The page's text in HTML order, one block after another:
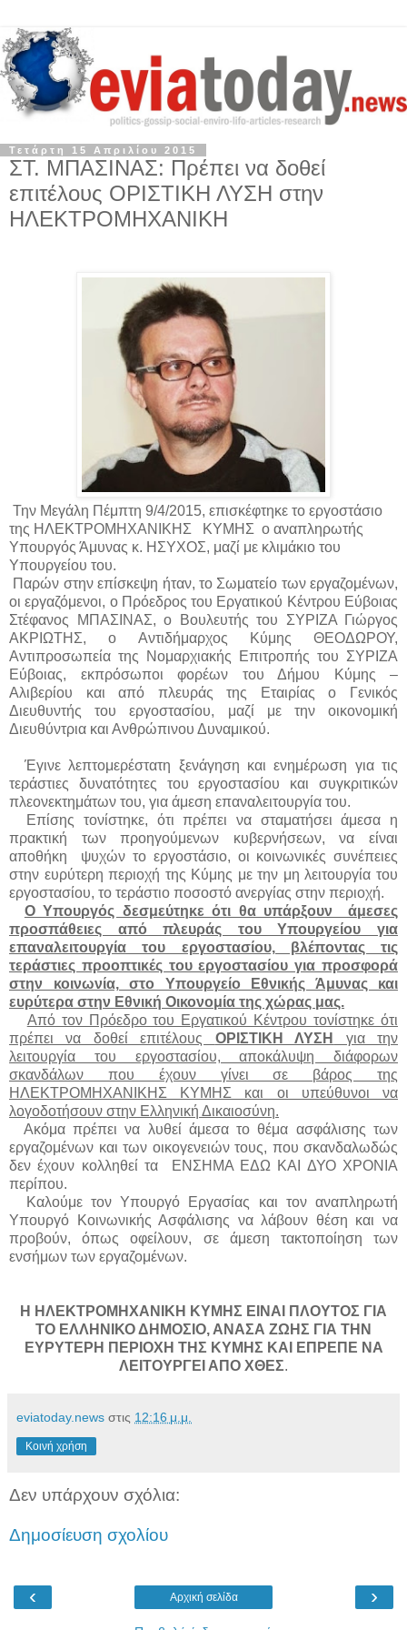
Τετάρτη 15 Απριλίου 2015
ΣΤ. ΜΠΑΣΙΝΑΣ: Πρέπει να δοθεί
επιτέλους ΟΡΙΣΤΙΚΗ ΛΥΣΗ στην
ΗΛΕΚΤΡΟΜΗΧΑΝΙΚΗ
Την Μεγάλη Πέμπτη 9/4/2015, επισκέφτηκε το εργοστάσιο
της ΗΛΕΚΤΡΟΜΗΧΑΝΙΚΗΣ ΚΥΜΗΣ ο αναπληρωτής
Υπουργός Άμυνας κ. ΗΣΥΧΟΣ, μαζί με κλιμάκιο του
Υπουργείου του.
Παρών στην επίσκεψη ήταν, το Σωματείο των εργαζομένων,
οι εργαζόμενοι, ο Πρόεδρος του Εργατικού Κέντρου Εύβοιας
Στέφανος ΜΠΑΣΙΝΑΣ, ο Βουλευτής του ΣΥΡΙΖΑ Γιώργος
ΑΚΡΙΩΤΗΣ, ο Αντιδήμαρχος Κύμης ΘΕΟΔΩΡΟΥ,
Αντιπροσωπεία της Νομαρχιακής Επιτροπής του ΣΥΡΙΖΑ
Εύβοιας, εκπρόσωποι φορέων του Δήμου Κύμης –
Αλιβερίου και από πλευράς της Εταιρίας ο Γενικός
Διευθυντής του εργοστασίου, μαζί με την οικονομική
Διευθύντρια και Ανθρώπινου Δυναμικού.
Έγινε λεπτομερέστατη ξενάγηση και ενημέρωση για τις
τεράστιες δυνατότητες του εργοστασίου και συγκριτικών
πλεονεκτημάτων του, για άμεση επαναλειτουργία του.
Επίσης τονίστηκε, ότι πρέπει να σταματήσει άμεσα η
πρακτική των προηγούμενων κυβερνήσεων, να είναι
αποθήκη ψυχών το εργοστάσιο, οι κοινωνικές συνέπειες
στην ευρύτερη περιοχή της Κύμης με την μη λειτουργία του
εργοστασίου, το τεράστιο ποσοστό ανεργίας στην περιοχή.
Ο Υπουργός δεσμεύτηκε ότι θα υπάρξουν άμεσες
προσπάθειες από πλευράς του Υπουργείου για
επαναλειτουργία του εργοστασίου, βλέποντας τις
τεράστιες προοπτικές του εργοστασίου για προσφορά
στην κοινωνία, στο Υπουργείο Εθνικής Άμυνας και
ευρύτερα στην Εθνική Οικονομία της χώρας μας.
Από τον Πρόεδρο του Εργατικού Κέντρου τονίστηκε ότι
πρέπει να δοθεί επιτέλους ΟΡΙΣΤΙΚΗ ΛΥΣΗ
για την
λειτουργία του εργοστασίου, αποκάλυψη διάφορων
σκανδάλων που έχουν γίνει σε βάρος της
ΗΛΕΚΤΡΟΜΗΧΑΝΙΚΗΣ ΚΥΜΗΣ και οι υπεύθυνοι να
λογοδοτήσουν στην Ελληνική Δικαιοσύνη.
Ακόμα πρέπει να λυθεί άμεσα το θέμα ασφάλισης των
εργαζομένων και των οικογενειών τους, που σκανδαλωδώς
δεν έχουν κολληθεί τα ΕΝΣΗΜΑ ΕΔΩ ΚΑΙ ΔΥΟ ΧΡΟΝΙΑ
περίπου.
Καλούμε τον Υπουργό Εργασίας και τον αναπληρωτή
Υπουργό Κοινωνικής Ασφάλισης να λάβουν θέση και να
προβούν, όπως οφείλουν, σε άμεση τακτοποίηση των
ενσήμων των εργαζομένων.
Η ΗΛΕΚΤΡΟΜΗΧΑΝΙΚΗ ΚΥΜΗΣ ΕΙΝΑΙ ΠΛΟΥΤΟΣ ΓΙΑ
ΤΟ ΕΛΛΗΝΙΚΟ ΔΗΜΟΣΙΟ, ΑΝΑΣΑ ΖΩΗΣ ΓΙΑ ΤΗΝ
ΕΥΡΥΤΕΡΗ ΠΕΡΙΟΧΗ ΤΗΣ ΚΥΜΗΣ ΚΑΙ ΕΠΡΕΠΕ ΝΑ
ΛΕΙΤΟΥΡΓΕΙ ΑΠΟ ΧΘΕΣ.
eviatoday.news στις 12:16 μ.μ.
Κοινή χρήση
Δεν υπάρχουν σχόλια:
Δημοσίευση σχολίου
‹ ›
Αρχική σελίδα